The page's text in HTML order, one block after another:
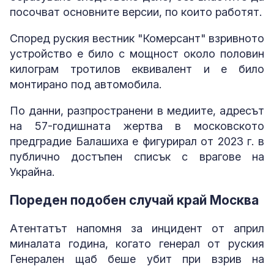
посочват основните версии, по които работят.
Според руския вестник "Комерсант" взривното
устройство е било с мощност около половин
килограм тротилов еквивалент и е било
монтирано под автомобила.
По данни, разпространени в медиите, адресът
на 57-годишната жертва в московското
предградие Балашиха е фигурирал от 2023 г. в
публично достъпен списък с врагове на
Украйна.
Пореден подобен случай край Москва
Атентатът напомня за инцидент от април
миналата година, когато генерал от руския
Генерален щаб беше убит при взрив на